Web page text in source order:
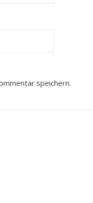
speichern.